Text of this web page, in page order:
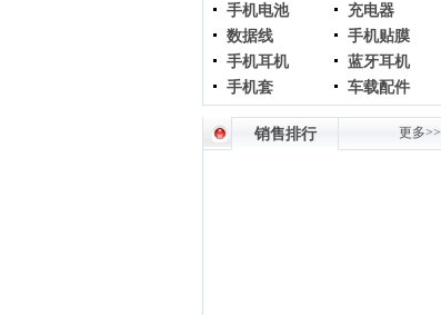
手机电池
充电器
数据线
手机贴膜
手机耳机
蓝牙耳机
手机套
车载配件
销售排行 更多>>